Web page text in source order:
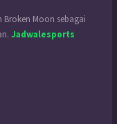
Broken Moon sebagai
Jadwalesports